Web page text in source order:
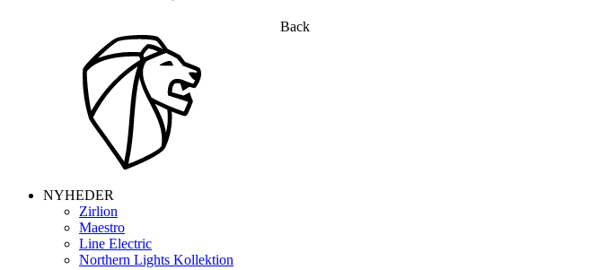
Back
NYHEDER
Zirlion
Maestro
Line Electric
Northern Lights Kollektion